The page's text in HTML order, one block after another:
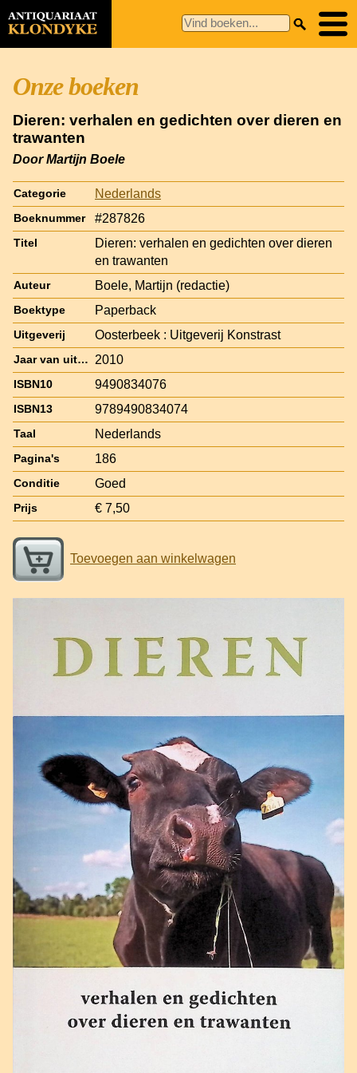
Onze boeken
Dieren: verhalen en gedichten over dieren en
trawanten
Door Martijn Boele
Categorie Nederlands
Boeknummer #287826
Titel
Dieren: verhalen en gedichten over dieren
en trawanten
Auteur Boele, Martijn (redactie)
Boektype Paperback
Uitgeverij Oosterbeek : Uitgeverij Konstrast
Jaar van uitgave 2010
ISBN10 9490834076
ISBN13 9789490834074
Taal Nederlands
Pagina's 186
Conditie Goed
Prijs € 7,50
Toevoegen aan winkelwagen